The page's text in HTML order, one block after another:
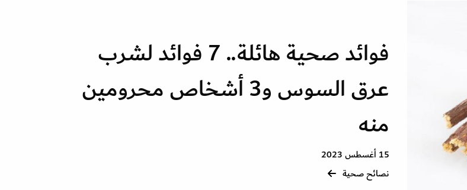
فوائد صحية هائلة.. 7 فوائد لشرب
عرق السوس و3 أشخاص محرومين
منه
15 أغسطس 2023
نصائح صحية